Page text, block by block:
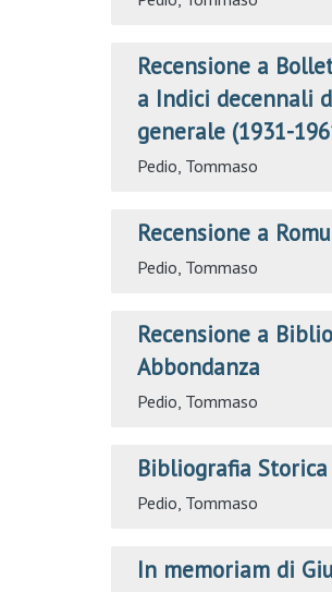
Recensione a
a Indici decennali
generale (1931-
Pedio, Tommaso
Recensione a
Pedio, Tommaso
Recensione a
Abbondanza
Pedio, Tommaso
Bibliografia
Pedio, Tommaso
In memoriam di